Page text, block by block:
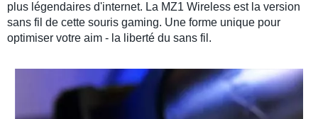
plus légendaires d'internet. La MZ1 Wireless est la version
sans fil de cette souris gaming. Une forme unique pour
optimiser votre aim - la liberté du sans fil.